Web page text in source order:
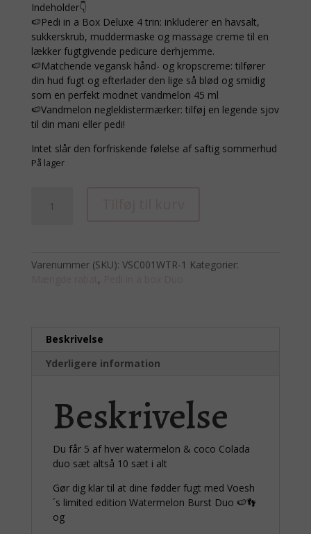
Indeholder👇
🍉Pedi in a Box Deluxe 4 trin: inkluderer en havsalt,
sukkerskrub, muddermaske og massage creme til en
lækker fugtgivende pedicure derhjemme.
🍉Matchende vegansk hånd- og kropscreme: tilfører
din hud fugt og efterlader den lige så blød og smidig
som en perfekt modnet vandmelon 45 ml
🍉Vandmelon negleklistermærker: tilføj en legende sjov
til din mani eller pedi!
Intet slår den forfriskende følelse af saftig sommerhud
På lager
negle
Coco
Duo
stickers
Varenummer (SKU): VSC001WTR-1 Kategorier:
,
Beskrivelse
Yderligere information
Beskrivelse
Du får 5 af hver watermelon & coco Colada
duo sæt altså 10 sæt i alt
Gør dig klar til at dine fødder fugt med Voesh
´s limited edition Watermelon Burst Duo 🍉👣
og